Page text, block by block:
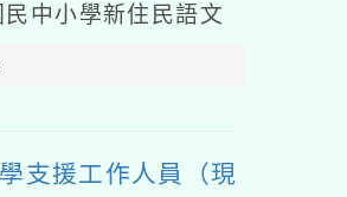
中小學新住民語文
113學年度國民中
支援工作人員（現